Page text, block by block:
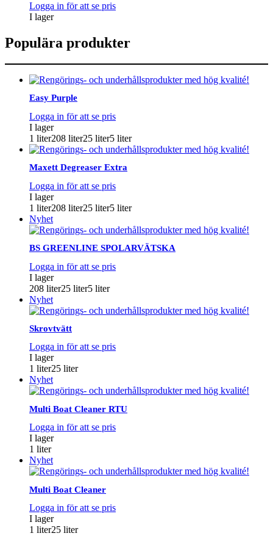
Logga in för att se pris
I lager
Populära produkter
Easy Purple
Logga in för att se pris
I lager
1 liter208 liter25 liter5 liter
Maxett Degreaser Extra
Logga in för att se pris
I lager
1 liter208 liter25 liter5 liter
Nyhet
BS GREENLINE SPOLARVÄTSKA
Logga in för att se pris
I lager
208 liter25 liter5 liter
Nyhet
Skrovtvätt
Logga in för att se pris
I lager
1 liter25 liter
Nyhet
Multi Boat Cleaner RTU
Logga in för att se pris
I lager
1 liter
Nyhet
Multi Boat Cleaner
Logga in för att se pris
I lager
1 liter25 liter